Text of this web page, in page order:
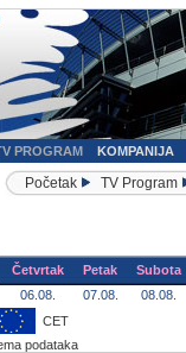
PROGRAM KOMPANIJA
Početak TV Program
Četvrtak Petak
Subota
06.08.
07.08.
08.08.
CET
podataka